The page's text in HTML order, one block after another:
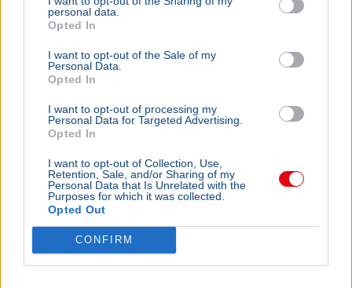
personal data.
Opted In
I want to opt-out of the Sale of my
Personal Data.
Opted In
I want to opt-out of processing my
Personal Data for Targeted Advertising.
Opted In
I want to opt-out of Collection, Use,
Retention, Sale, and/or Sharing of my
Personal Data that Is Unrelated with the
Purposes for which it was collected.
Opted Out
CONFIRM
Online felületen várják a javaslatokat a
közmédia megújításához